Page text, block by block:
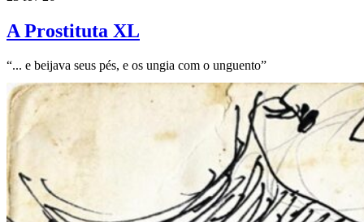
A Prostituta XL
“... e beijava seus pés, e os ungia com o unguento”